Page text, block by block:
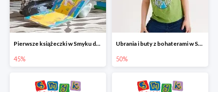
Pierwsze książeczki w Smyku do -45%
45%
Ubrania i buty z bohaterami w Smyku do -50%
50%